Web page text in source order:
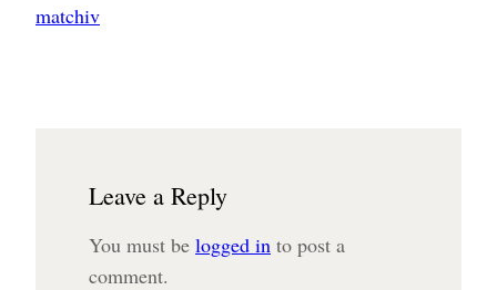
matchiv
Leave a Reply
You must be logged in to post a
comment.